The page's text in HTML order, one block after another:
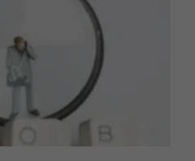
configurações